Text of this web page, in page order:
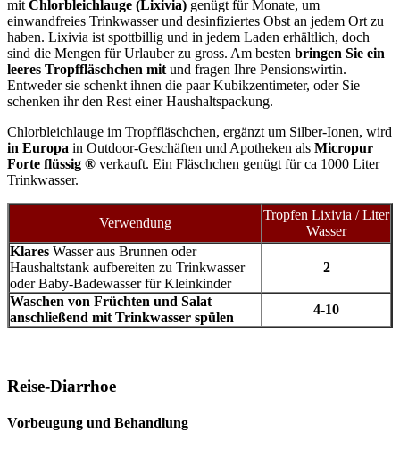
mit Chlorbleichlauge (Lixivia) genügt für Monate, um
einwandfreies Trinkwasser und desinfiziertes Obst an jedem Ort zu
haben. Lixivia ist spottbillig und in jedem Laden erhältlich, doch
sind die Mengen für Urlauber zu gross. Am besten bringen Sie ein
leeres Tropffläschchen mit und fragen Ihre Pensionswirtin.
Entweder sie schenkt ihnen die paar Kubikzentimeter, oder Sie
schenken ihr den Rest einer Haushaltspackung.
Chlorbleichlauge im Tropffläschchen, ergänzt um Silber-Ionen, wird
in Europa in Outdoor-Geschäften und Apotheken als Micropur
Forte flüssig ® verkauft. Ein Fläschchen genügt für ca 1000 Liter
Trinkwasser.
Verwendung
Tropfen Lixivia / Liter
Wasser
Klares Wasser aus Brunnen oder
Haushaltstank aufbereiten zu Trinkwasser
oder Baby-Badewasser für Kleinkinder
2
Waschen von Früchten und Salat
anschließend mit Trinkwasser spülen
4-10
Reise-Diarrhoe
Vorbeugung und Behandlung